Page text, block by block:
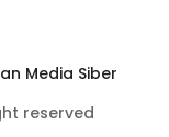
Media Siber
reserved